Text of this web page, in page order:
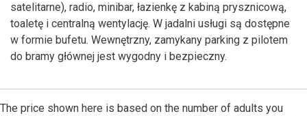
satelitarne), radio, minibar, łazienkę z kabiną prysznicową,
toaletę i centralną wentylację. W jadalni usługi są dostępne
w formie bufetu. Wewnętrzny, zamykany parking z pilotem
do bramy głównej jest wygodny i bezpieczny.
The price shown here is based on the number of adults you